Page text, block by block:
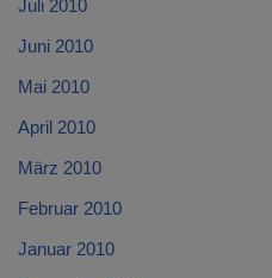
Juli 2010
Juni 2010
Mai 2010
April 2010
März 2010
Februar 2010
Januar 2010